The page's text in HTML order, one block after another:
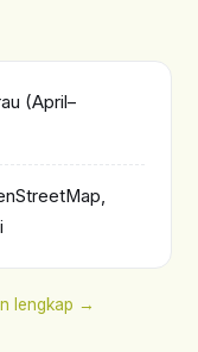
(April–
lengkap →